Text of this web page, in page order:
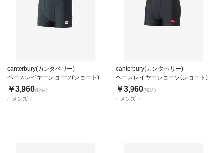
メンズ
canterbury(カンタベリー)
ベースレイヤーショーツ(ショート)
￥3,960(税込)
メンズ
canterbury(カンタベリー)
ベースレイヤーショーツ(ショート)
￥3,960(税込)